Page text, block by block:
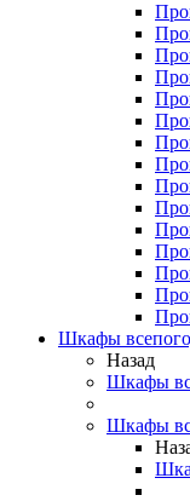
Шкафы
Назад
Шкафы
Шкафы